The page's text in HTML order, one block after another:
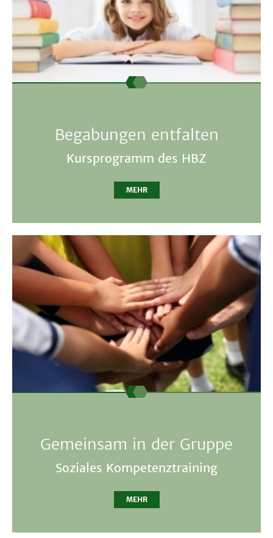
Begabungen entfalten
Kursprogramm des HBZ
MEHR
Gemeinsam in der Gruppe
Soziales Kompetenztraining
MEHR